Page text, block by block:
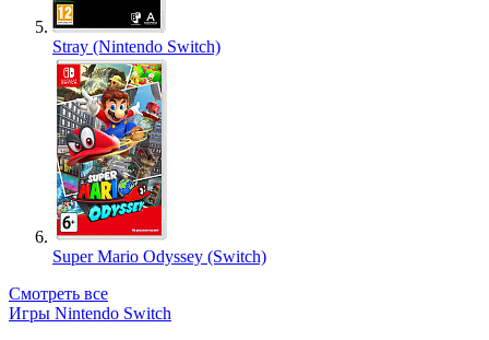
Stray (Nintendo Switch)
Super Mario Odyssey (Switch)
Смотреть все
Игры Nintendo Switch